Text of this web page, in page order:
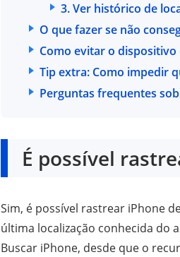
3. Ver histórico de
O que fazer se não
Como evitar o
Tip extra: Como impedir
Perguntas frequentes
É possível
Sim, é possível rastrear iPhone
última localização conhecida do
Buscar iPhone, desde que o